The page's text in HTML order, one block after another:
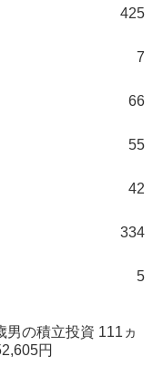
425
7
66
55
42
334
5
男の積立投資 111ヵ
円